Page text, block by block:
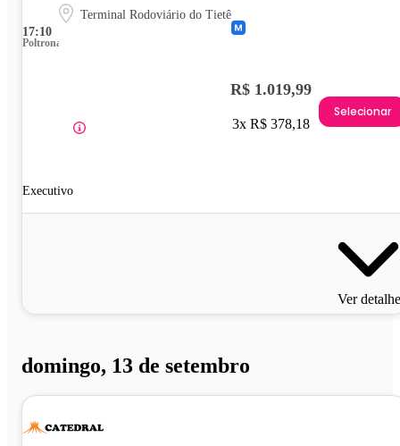
17:10
Terminal Rodoviário do Tietê
Poltrona
Executivo
R$ 1.019,99
3x R$ 378,18
Selecionar
Ver
domingo, 13 de setembro